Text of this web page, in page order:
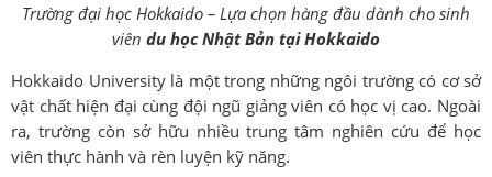
Trường đại học Hokkaido – Lựa chọn hàng đầu dành cho sinh
viên du học Nhật Bản tại Hokkaido
Hokkaido University là một trong những ngôi trường có cơ sở
vật chất hiện đại cùng đội ngũ giảng viên có học vị cao. Ngoài
ra, trường còn sở hữu nhiều trung tâm nghiên cứu để học
viên thực hành và rèn luyện kỹ năng.